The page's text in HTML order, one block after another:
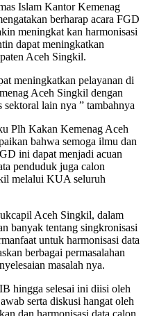
Islam Kantor Kemenag
berharap acara FGD
meningkat kan harmonisasi
dapat meningkatkan
Aceh Singkil.
meningkatkan pelayanan di
Aceh Singkil dengan
lain nya ” tambahnya
Plh Kakan Kemenag Aceh
bahwa semoga ilmu dan
ini dapat menjadi acuan
penduduk juga calon
melalui KUA seluruh
Aceh Singkil, dalam
banyak tentang singkronisasi
untuk harmonisasi data
berbagai permasalahan
masalah nya.
hingga selesai ini diisi oleh
serta diskusi hangat oleh
dan harmonisasi data calon